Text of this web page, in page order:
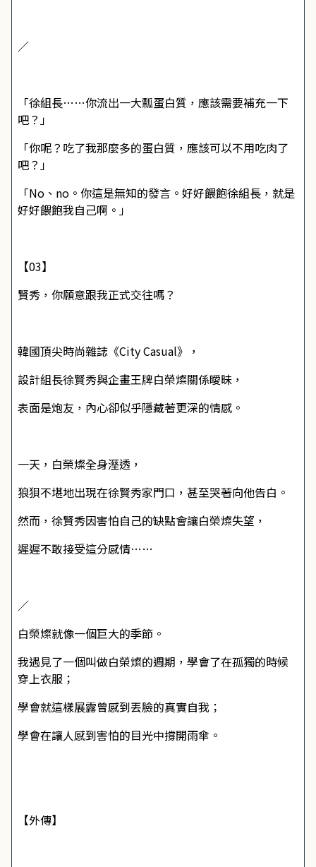
／
「徐組長……你流出一大瓢蛋白質，應該需要補充一下
吧？」
「你呢？吃了我那麼多的蛋白質，應該可以不用吃肉了
吧？」
「No、no。你這是無知的發言。好好餵飽徐組長，就是
好好餵飽我自己啊。」
【03】
賢秀，你願意跟我正式交往嗎？
韓國頂尖時尚雜誌《City Casual》，
設計組長徐賢秀與企畫王牌白榮燦關係曖昧，
表面是炮友，內心卻似乎隱藏著更深的情感。
一天，白榮燦全身溼透，
狼狽不堪地出現在徐賢秀家門口，甚至哭著向他告白。
然而，徐賢秀因害怕自己的缺點會讓白榮燦失望，
遲遲不敢接受這分感情……
／
白榮燦就像一個巨大的季節。
我遇見了一個叫做白榮燦的週期，學會了在孤獨的時候
穿上衣服；
學會就這樣展露曾感到丟臉的真實自我；
學會在讓人感到害怕的目光中撐開雨傘。
【外傳】